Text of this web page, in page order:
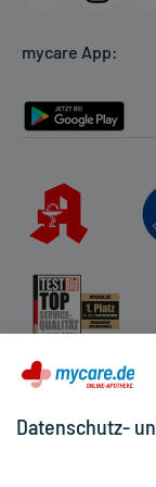
Rückgabe/Widerruf
mycare App:
Datenschutz-